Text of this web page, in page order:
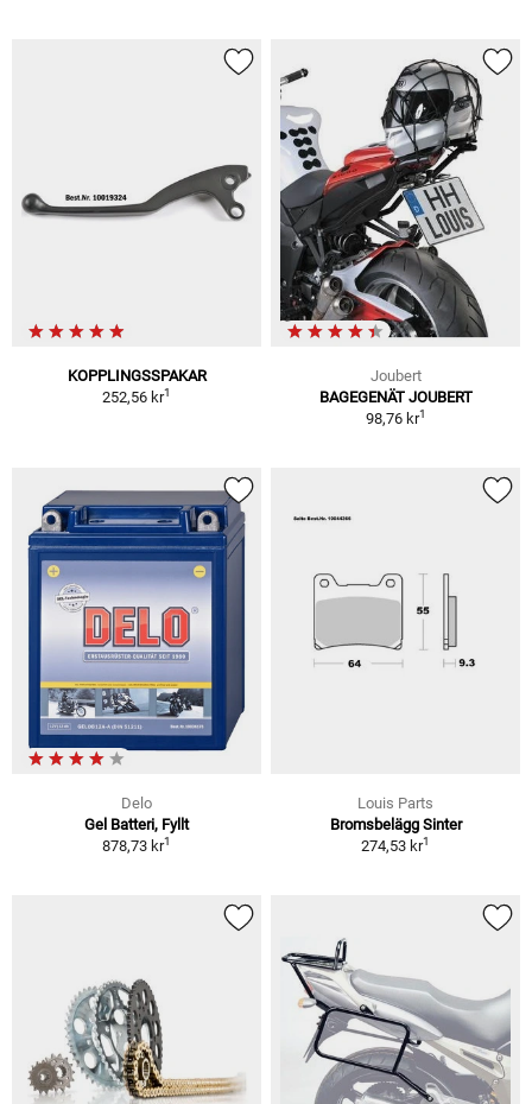
KOPPLINGSSPAKAR
252,56 kr1
Joubert
BAGEGENÄT JOUBERT
98,76 kr1
Delo
Gel Batteri, Fyllt
878,73 kr1
Louis Parts
Bromsbelägg Sinter
274,53 kr1